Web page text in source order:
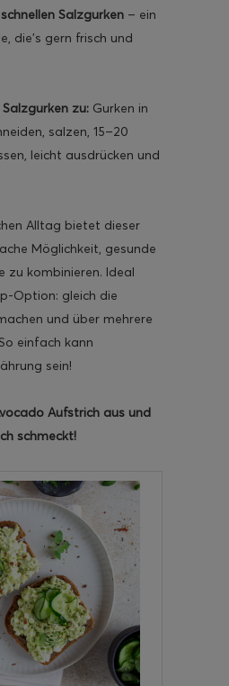
Salzgurken – ein
die’s gern frisch und
zu: Gurken in
salzen, 15–20
leicht ausdrücken und
Alltag bietet dieser
Möglichkeit, gesunde
zu kombinieren. Ideal
Option: gleich die
und über mehrere
einfach kann
sein!
Aufstrich aus und
schmeckt!